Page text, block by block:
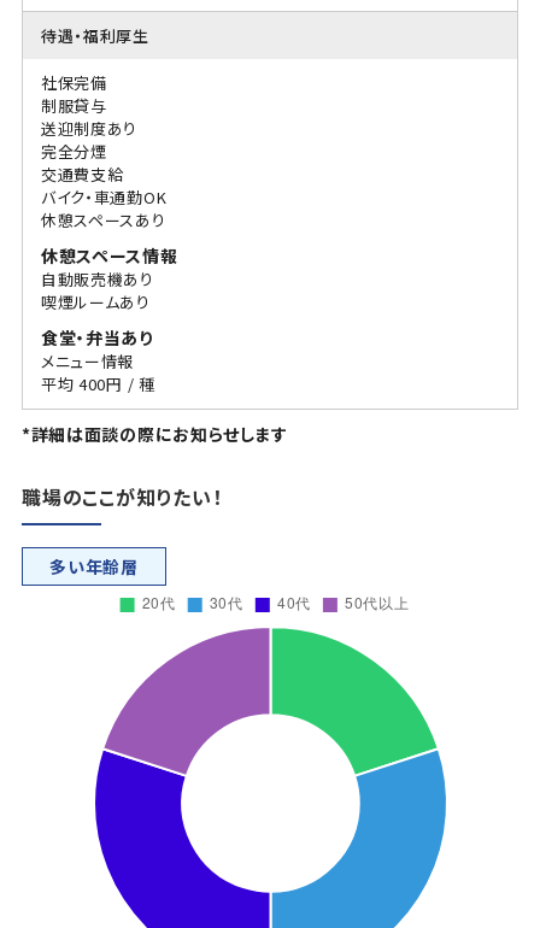
待遇・福利厚生
社保完備
制服貸与
送迎制度あり
完全分煙
交通費支給
バイク・車通勤OK
休憩スペースあり
休憩スペース情報
自動販売機あり
喫煙ルームあり
食堂・弁当あり
メニュー情報
平均 400円 / 種
*詳細は面談の際にお知らせします
職場のここが知りたい！
多い年齢層